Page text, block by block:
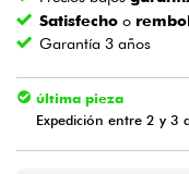
Vientos
Niños
Satisfecho o
Garantía 3 años
última pieza
Expedición entre 2 y 3